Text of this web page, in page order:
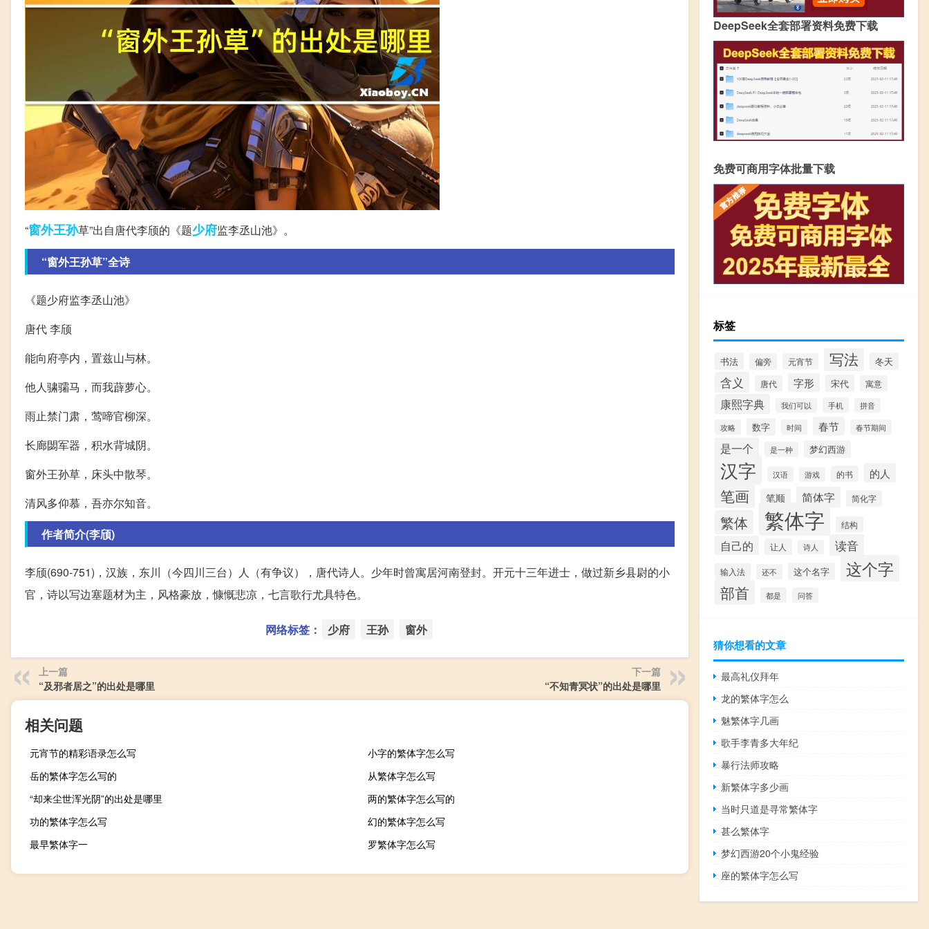
“窗外王孙草”出自唐代李颀的《题少府监李丞山池》。
“窗外王孙草”全诗
《题少府监李丞山池》
唐代 李颀
能向府亭内，置兹山与林。
他人骕骦马，而我薜萝心。
雨止禁门肃，莺啼官柳深。
长廊閟军器，积水背城阴。
窗外王孙草，床头中散琴。
清风多仰慕，吾亦尔知音。
作者简介(李颀)
李颀(690-751)，汉族，东川（今四川三台）人（有争议），唐代诗人。少年时曾寓居河南登封。开元十三年进士，做过新乡县尉的小
官，诗以写边塞题材为主，风格豪放，慷慨悲凉，七言歌行尤具特色。
网络标签： 少府 王孙 窗外
上一篇
“及邪者居之”的出处是哪里
下一篇
“不知青冥状”的出处是哪里
相关问题
元宵节的精彩语录怎么写
小字的繁体字怎么写
岳的繁体字怎么写的
从繁体字怎么写
“却来尘世浑光阴”的出处是哪里
两的繁体字怎么写的
功的繁体字怎么写
幻的繁体字怎么写
最早繁体字一
罗繁体字怎么写
DeepSeek全套部署资料免费下载
免费可商用字体批量下载
标签
书法 偏旁 元宵节 写法 冬天
含义 唐代 字形 宋代 寓意
康熙字典 我们可以 手机 拼音
攻略 数字 时间 春节 春节期间
是一个 是一种 梦幻西游
汉字 汉语 游戏 的书 的人
笔画 笔顺 简体字 简化字
繁体 繁体字 结构
自己的 让人 诗人 读音
输入法 还不 这个名字 这个字
部首 都是 问答
猜你想看的文章
最高礼仪拜年
龙的繁体字怎么
魅繁体字几画
歌手李青多大年纪
暴行法师攻略
新繁体字多少画
当时只道是寻常繁体字
甚么繁体字
梦幻西游20个小鬼经验
座的繁体字怎么写